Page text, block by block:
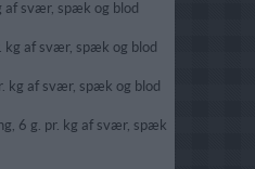
af svær, spæk og blod
kg af svær, spæk og blod
kg af svær, spæk og blod
6 g. pr. kg af svær, spæk